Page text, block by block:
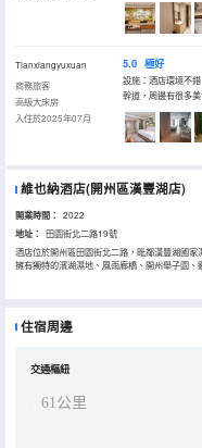
Tianxiangyuxuan
商務旅客
高級大床房
入住於2025年07月
5.0 極好
設施：酒店環境不
幹道，周邊有很多
維也納酒店(開州區漢豐湖店)
開業時間： 2022
地址：
田園街北二路19號
酒店位於開州區田園街北二路，毗鄰漢豐湖國
擁有獨特的濱湖濕地、風雨廊橋、開州舉子園
82間各式客房配有落地窗，智能化語音操控系
在這“城在湖中，湖在山中、半城山色半城湖”的
住宿周邊
交通樞紐
61公里